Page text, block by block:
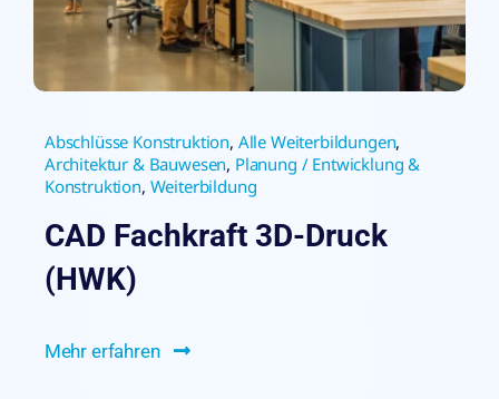
Abschlüsse Konstruktion, Alle Weiterbildungen,
Architektur & Bauwesen, Planung / Entwicklung &
Konstruktion, Weiterbildung
CAD Fachkraft 3D-Druck
(HWK)
Mehr erfahren